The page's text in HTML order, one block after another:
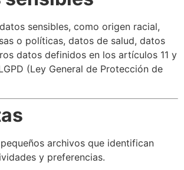
sensibles, como origen racial,
o políticas, datos de salud, datos
datos definidos en los artículos 11 y
(Ley General de Protección de
archivos que identifican
y preferencias.